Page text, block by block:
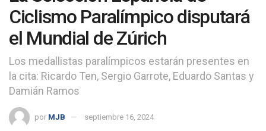
Ciclismo Paralímpico disputará
el Mundial de Zúrich
Los medallistas paralímpicos estarán presentes en
la cita: Ricardo Ten, Sergio Garrote, Eduardo Santas y
Damián Ramos
por MJB septiembre 16, 2024